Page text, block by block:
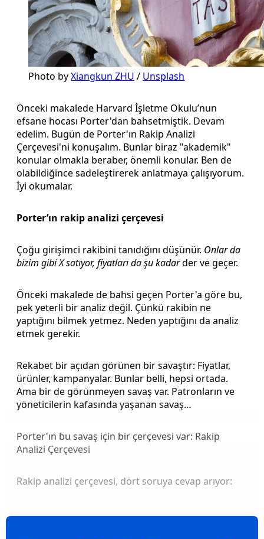
Photo by Xiangkun ZHU / Unsplash
Önceki makalede Harvard İşletme Okulu’nun
efsane hocası Porter'dan bahsetmiştik. Devam
edelim. Bugün de Porter'ın Rakip Analizi
Çerçevesi'ni konuşalım. Bunlar biraz "akademik"
konular olmakla beraber, önemli konular. Ben de
olabildiğince sadeleştirerek anlatmaya çalışıyorum.
İyi okumalar.
Porter’ın rakip analizi çerçevesi
Çoğu girişimci rakibini tanıdığını düşünür. Onlar da
bizim gibi X satıyor, fiyatları da şu kadarder ve geçer.
Önceki makalede de bahsi geçen Porter'a göre bu,
pek yeterli bir analiz değil. Çünkü rakibin ne
yaptığını bilmek yetmez. Neden yaptığını da analiz
etmek gerekir.
Rekabet bir açıdan görünen bir savaştır: Fiyatlar,
ürünler, kampanyalar. Bunlar belli, hepsi ortada.
Ama bir de görünmeyen savaş var. Patronların ve
yöneticilerin kafasında yaşanan savaş…
Porter'ın bu savaş için bir çerçevesi var: Rakip
Analizi Çerçevesi
Rakip analizi çerçevesi, dört soruya cevap arıyor: